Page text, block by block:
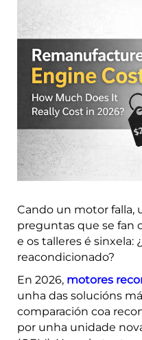
Cando un motor falla,
preguntas que se fan
e os talleres é
reacondicionado?
En 2026, motores
unha das solucións
comparación coa
por unha unidade